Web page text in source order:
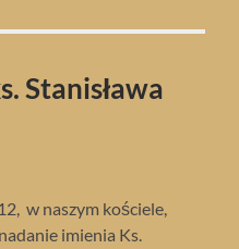
Stanisława
w naszym kościele,
imienia Ks.